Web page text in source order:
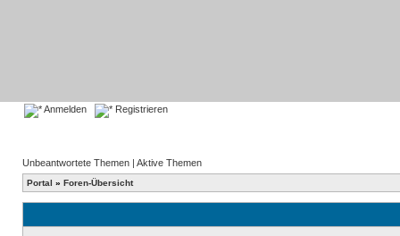
Anmelden Registrieren
Unbeantwortete Themen | Aktive Themen
Portal » Foren-Übersicht